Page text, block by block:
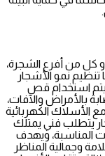
كل من أفرع الشجرة،
نمو الأشجار
استخدام قص
بالأمراض والآفات،
الأسلاك الكهربائية
يتطلب فني يمتلك
المناسبة، ويهدف
وجمالية المناظر